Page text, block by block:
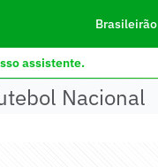
Brasileirão
assistente.
Nacional